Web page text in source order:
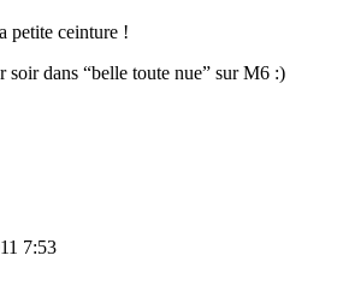
petite ceinture !
soir dans “belle toute nue” sur M6 :)
7:53